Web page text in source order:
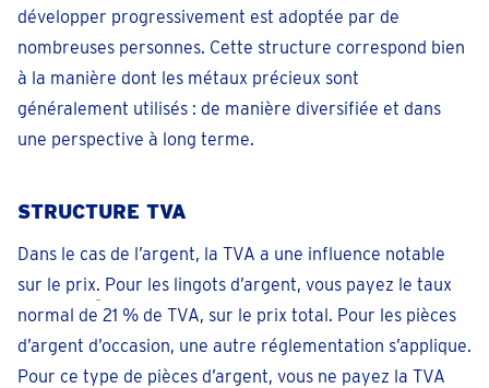
développer progressivement est adoptée par de
nombreuses personnes. Cette structure correspond bien
à la manière dont les métaux précieux sont
généralement utilisés : de manière diversifiée et dans
une perspective à long terme.
STRUCTURE TVA
Dans le cas de l’argent, la TVA a une influence notable
sur le prix. Pour les lingots d’argent, vous payez le taux
normal de 21 % de TVA, sur le prix total. Pour les pièces
d’argent d’occasion, une autre réglementation s’applique.
Pour ce type de pièces d’argent, vous ne payez la TVA